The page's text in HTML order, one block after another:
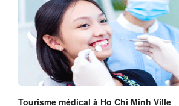
Tourisme médical à Ho Chi Minh Ville